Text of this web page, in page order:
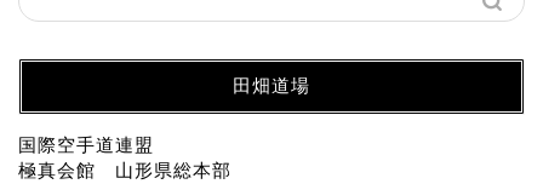
田畑道場
国際空手道連盟
極真会館 山形県総本部